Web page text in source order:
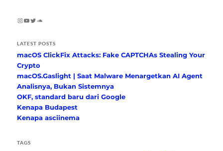
Instagram
YouTube
Twitter
SoundCloud
LATEST POSTS
macOS ClickFix Attacks: Fake CAPTCHAs Stealing Your
Crypto
macOS.Gaslight | Saat Malware Menargetkan AI Agent
Analisnya, Bukan Sistemnya
OKF, standard baru dari Google
Kenapa Budapest
Kenapa asciinema
TAGS